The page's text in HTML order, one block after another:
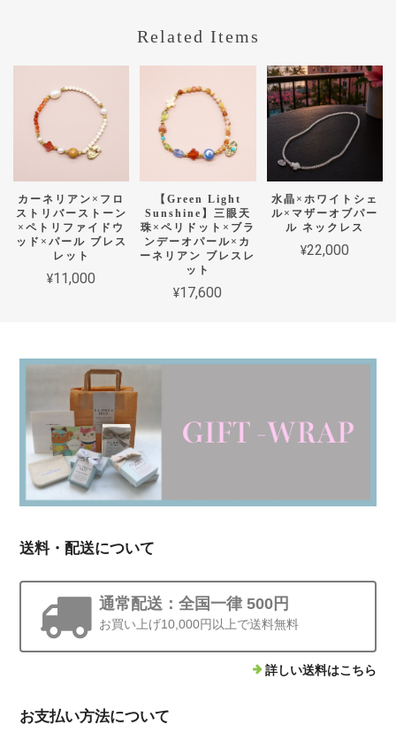
Related Items
カーネリアン×フロ
ストリバーストーン
×ペトリファイドウ
ッド×パール ブレス
レット
¥11,000
【Green Light
Sunshine】三眼天
珠×ペリドット×ブラ
ンデーオパール×カ
ーネリアン ブレスレ
ット
¥17,600
水晶×ホワイトシェ
ル×マザーオブパー
ル ネックレス
¥22,000
送料・配送について
通常配送：全国一律 500円
お買い上げ10,000円以上で送料無料
詳しい送料はこちら
お支払い方法について